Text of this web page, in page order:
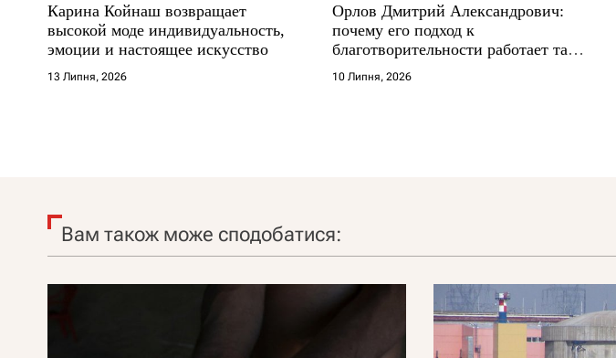
Карина Койнаш возвращает
высокой моде индивидуальность,
эмоции и настоящее искусство
13 Липня, 2026
Орлов Дмитрий Александрович:
почему его подход к
благотворительности работает там,
где другие не выдерживают
10 Липня, 2026
Вам також може сподобатися: